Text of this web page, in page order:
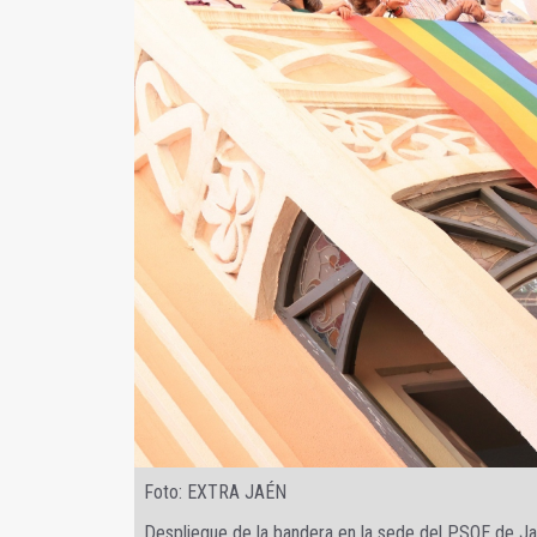
Foto: EXTRA JAÉN
Despliegue de la bandera en la sede del PSOE de